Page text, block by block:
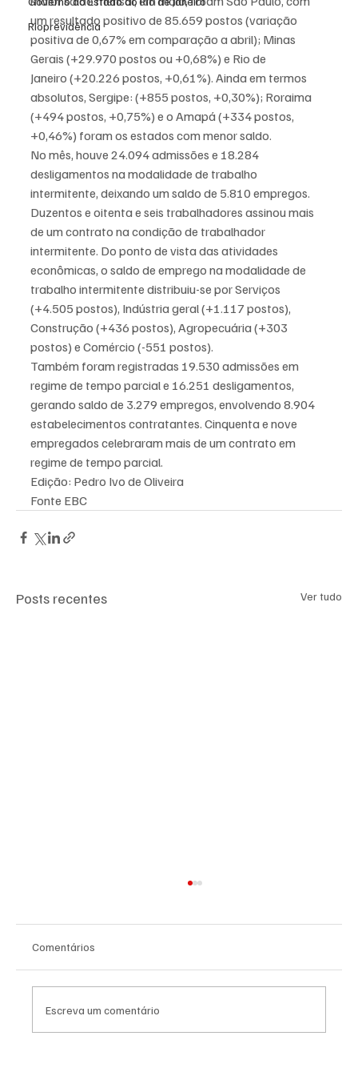
Rioprevidência
um resultado positivo de 85.659 postos (variação
positiva de 0,67% em comparação a abril); Minas
Gerais (+29.970 postos ou +0,68%) e Rio de
Janeiro (+20.226 postos, +0,61%). Ainda em termos
absolutos, Sergipe: (+855 postos, +0,30%); Roraima
(+494 postos, +0,75%) e o Amapá (+334 postos,
+0,46%) foram os estados com menor saldo.
No mês, houve 24.094 admissões e 18.284
desligamentos na modalidade de trabalho
intermitente, deixando um saldo de 5.810 empregos.
Duzentos e oitenta e seis trabalhadores assinou mais
de um contrato na condição de trabalhador
intermitente. Do ponto de vista das atividades
econômicas, o saldo de emprego na modalidade de
trabalho intermitente distribuiu-se por Serviços
(+4.505 postos), Indústria geral (+1.117 postos),
Construção (+436 postos), Agropecuária (+303
postos) e Comércio (-551 postos).
Também foram registradas 19.530 admissões em
regime de tempo parcial e 16.251 desligamentos,
gerando saldo de 3.279 empregos, envolvendo 8.904
estabelecimentos contratantes. Cinquenta e nove
empregados celebraram mais de um contrato em
regime de tempo parcial.
Edição: Pedro Ivo de Oliveira
Fonte EBC
Posts recentes Ver tudo
Comentários
Escreva um comentário